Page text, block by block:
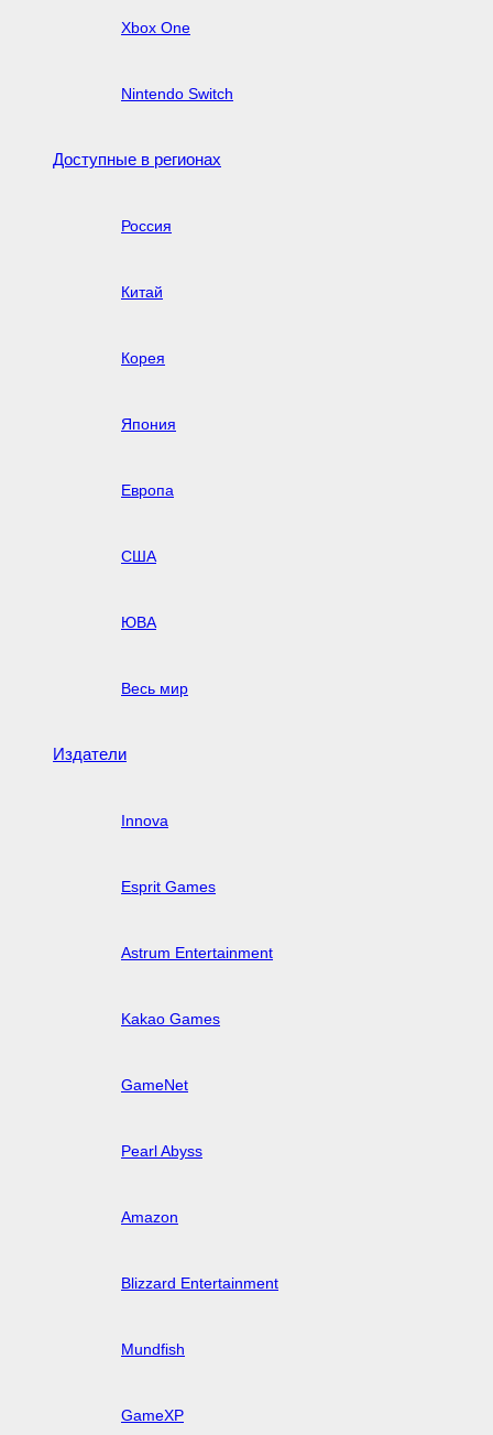
Xbox One
Nintendo Switch
Доступные в регионах
Россия
Китай
Корея
Япония
Европа
США
ЮВА
Весь мир
Издатели
Innova
Esprit Games
Astrum Entertainment
Kakao Games
GameNet
Pearl Abyss
Amazon
Blizzard Entertainment
Mundfish
GameXP